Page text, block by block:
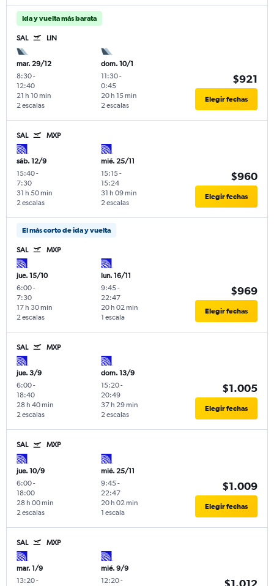
Ida y vuelta más barata
SAL LIN
mar. 29/12
8:30-
12:40
2 escalas
21 h 10 min
dom. 10/1
11:30-
0:45
2 escalas
20 h 15 min
$921
Elegir fechas
SAL MXP
sáb. 12/9
15:40-
7:30
2 escalas
31 h 50 min
mié. 25/11
15:15-
15:24
2 escalas
31 h 09 min
$960
Elegir fechas
El más corto de ida y vuelta
SAL MXP
jue. 15/10
6:00-
7:30
2 escalas
17 h 30 min
lun. 16/11
9:45-
22:47
1 escala
20 h 02 min
$969
Elegir fechas
SAL MXP
jue. 3/9
6:00-
18:40
2 escalas
28 h 40 min
dom. 13/9
15:20-
20:49
2 escalas
37 h 29 min
$1.005
Elegir fechas
SAL MXP
jue. 10/9
6:00-
18:00
2 escalas
28 h 00 min
mié. 25/11
9:45-
22:47
1 escala
20 h 02 min
$1.009
Elegir fechas
SAL MXP
mar. 1/9
13:20-
mié. 9/9
12:20-
$1.012